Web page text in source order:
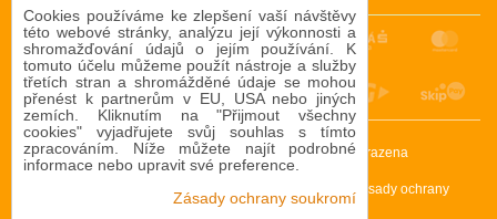
2009-2026 © Bomba s.r.o.Všechna práva vyhrazena
Tento web je chráněn reCAPTCHA a Google. Platí
Zásady ochrany
osobních údajůaSmluvní podmínky
Cookies používáme ke zlepšení vaší návštěvy
této webové stránky, analýzu její výkonnosti a
shromažďování údajů o jejím používání. K
tomuto účelu můžeme použít nástroje a služby
třetích stran a shromážděné údaje se mohou
přenést k partnerům v EU, USA nebo jiných
zemích. Kliknutím na "Přijmout všechny
cookies" vyjadřujete svůj souhlas s tímto
zpracováním. Níže můžete najít podrobné
informace nebo upravit své preference.
Zásady ochrany soukromí